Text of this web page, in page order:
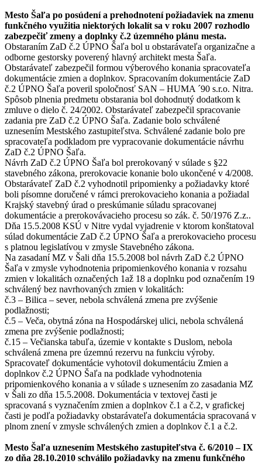
Mesto Šaľa po posúdení a prehodnotení požiadaviek na zmenu
funkčného využitia niektorých lokalít sa v roku 2007 rozhodlo
zabezpečiť zmeny a doplnky č.2 územného plánu mesta.
Obstaraním ZaD č.2 ÚPNO Šaľa bol u obstarávateľa organizačne a
odborne gestorsky poverený hlavný architekt mesta Šaľa.
Obstarávateľ zabezpečil formou výberového konania spracovateľa
dokumentácie zmien a doplnkov. Spracovaním dokumentácie ZaD
č.2 ÚPNO Šaľa poveril spoločnosť SAN – HUMA ´90 s.r.o. Nitra.
Spôsob plnenia predmetu obstarania bol dohodnutý dodatkom k
zmluve o dielo č. 24/2002. Obstarávateľ zabezpečil spracovanie
zadania pre ZaD č.2 ÚPNO Šaľa. Zadanie bolo schválené
uznesením Mestského zastupiteľstva. Schválené zadanie bolo pre
spracovateľa podkladom pre vypracovanie dokumentácie návrhu
ZaD č.2 ÚPNO Šaľa.
Návrh ZaD č.2 ÚPNO Šaľa bol prerokovaný v súlade s §22
stavebného zákona, prerokovacie konanie bolo ukončené v 4/2008.
Obstarávateľ ZaD č.2 vyhodnotil pripomienky a požiadavky ktoré
boli písomne doručené v rámci prerokovacieho konania a požiadal
Krajský stavebný úrad o preskúmanie súladu spracovanej
dokumentácie a prerokovávacieho procesu so zák. č. 50/1976 Z.z..
Dňa 15.5.2008 KSÚ v Nitre vydal vyjadrenie v ktorom konštatoval
súlad dokumentácie ZaD č.2 ÚPNO Šaľa a prerokovacieho procesu
s platnou legislatívou v zmysle Stavebného zákona.
Na zasadaní MZ v Šali dňa 15.5.2008 bol návrh ZaD č.2 ÚPNO
Šaľa v zmysle vyhodnotenia pripomienkového konania v rozsahu
zmien v lokalitách označených 1až 18 a doplnku pod označením 19
schválený bez navrhovaných zmien v lokalitách:
č.3 – Bilica – sever, nebola schválená zmena pre zvýšenie
podlažnosti;
č.5 – Veča, obytná zóna na Hospodárskej ulici, nebola schválená
zmena pre zvýšenie podlažnosti;
č.15 – Večianska tabuľa, územie v kontakte s Duslom, nebola
schválená zmena pre územnú rezervu na funkciu výroby.
Spracovateľ dokumentácie vyhotovil dokumentáciu Zmien a
doplnkov č.2 ÚPNO Šaľa na podklade vyhodnotenia
pripomienkového konania a v súlade s uznesením zo zasadania MZ
v Šali zo dňa 15.5.2008. Dokumentácia v textovej časti je
spracovaná s vyznačením zmien a doplnkov č.1 a č.2, v grafickej
časti je podľa požiadavky obstarávateľa dokumentácia spracovaná v
plnom znení v zmysle schválených zmien a doplnkov č.1 a č.2.
Mesto Šaľa uznesením Mestského zastupiteľstva č. 6/2010 – IX
zo dňa 28.10.2010 schválilo požiadavky na zmenu funkčného